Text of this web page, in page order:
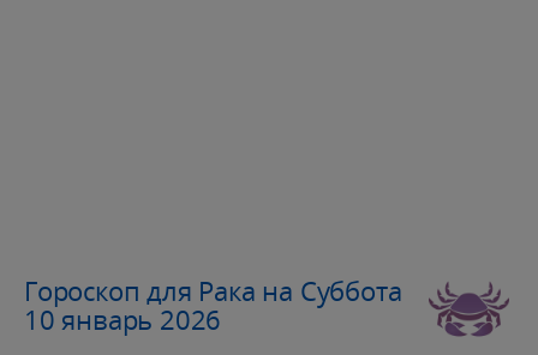
Гороскоп для Рака на Суббота
10 январь 2026